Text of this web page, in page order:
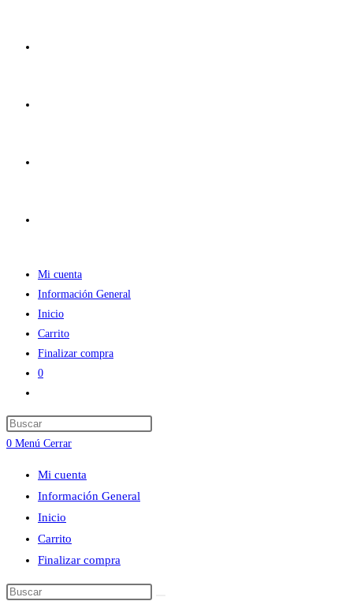
Mi cuenta
Información General
Inicio
Carrito
Finalizar compra
0
de
la
web
0 Menú Cerrar
Mi cuenta
Información General
Inicio
Carrito
Finalizar compra
Buscar